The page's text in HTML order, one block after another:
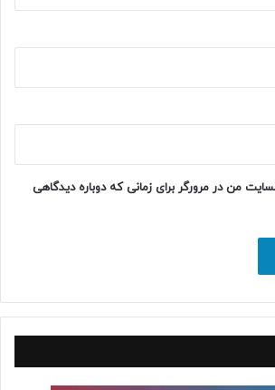
من در مرورگر برای زمانی که دوباره دیدگاهی